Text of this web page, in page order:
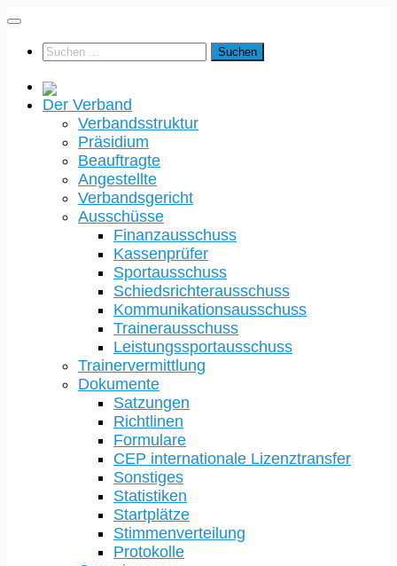
Der Verband
Verbandsstruktur
Präsidium
Beauftragte
Angestellte
Verbandsgericht
Ausschüsse
Finanzausschuss
Kassenprüfer
Sportausschuss
Schiedsrichterausschuss
Kommunikationsausschuss
Trainerausschuss
Leistungssportausschuss
Trainervermittlung
Dokumente
Satzungen
Richtlinen
Formulare
CEP internationale Lizenztransfer
Sonstiges
Statistiken
Startplätze
Stimmenverteilung
Protokolle